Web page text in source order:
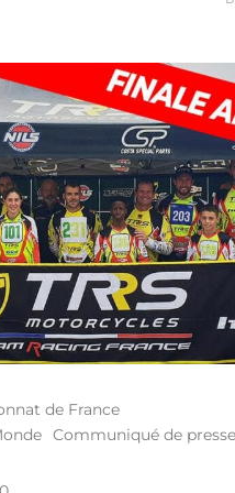
de France
Communiqué de presse